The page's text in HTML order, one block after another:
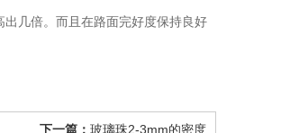
几倍。而且在路面完好度保持良好
下一篇： 玻璃珠2-3mm的密度